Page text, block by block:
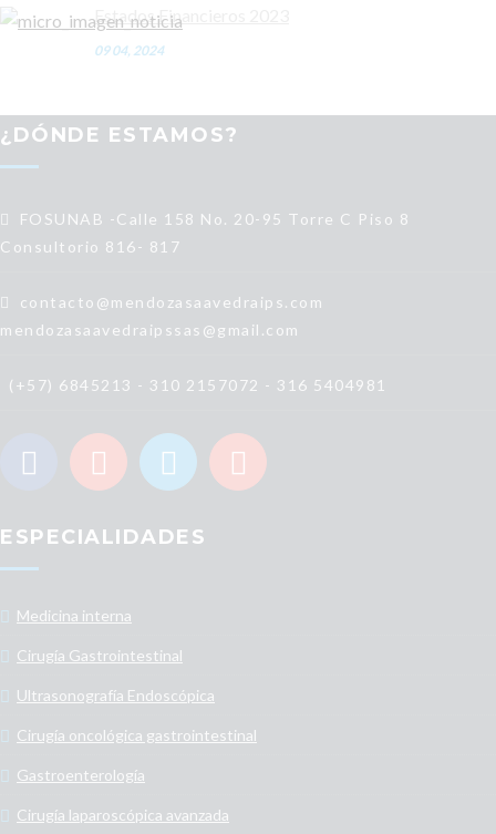
Estados Financieros 2023
09 04, 2024
¿DÓNDE ESTAMOS?
FOSUNAB -Calle 158 No. 20-95 Torre C Piso 8
Consultorio 816- 817
contacto@mendozasaavedraips.com
mendozasaavedraipssas@gmail.com
(+57) 6845213 - 310 2157072 - 316 5404981
ESPECIALIDADES
Medicina interna
Cirugía Gastrointestinal
Ultrasonografía Endoscópica
Cirugía oncológica gastrointestinal
Gastroenterología
Cirugía laparoscópica avanzada